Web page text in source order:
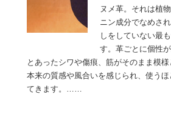
ヌメ革。それは植
ニン成分でなめさ
しをしていない最
す。革ごとに個性
とあったシワや傷痕、筋がそのまま模
本来の質感や風合いを感じられ、使う
てきます。……